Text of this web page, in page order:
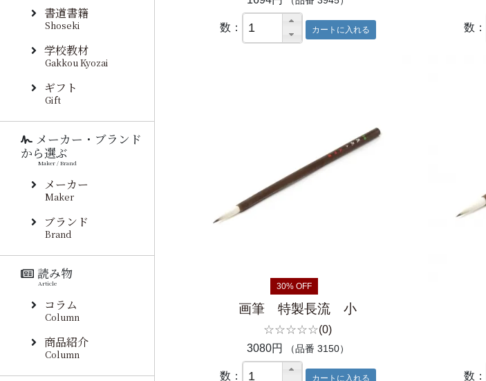
数： 数：
30% OFF
画筆 特製長流 小
☆☆☆☆☆(0)
3080円
（品番 3150）
数： 数：
書道書籍
Shoseki
学校教材
Gakkou Kyozai
ギフト
Gift
メーカー・ブランド
から選ぶ
Maker / Brand
メーカー
Maker
ブランド
Brand
読み物
Article
コラム
Column
商品紹介
Column